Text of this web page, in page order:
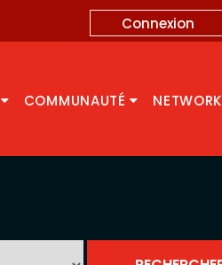
Connexion
COMMUNAUTÉ NETWORK